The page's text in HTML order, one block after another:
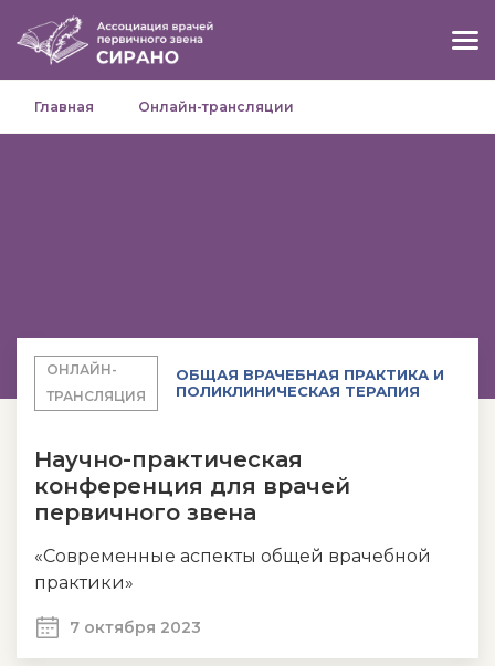
Главная Онлайн-трансляции
ОНЛАЙН-
ТРАНСЛЯЦИЯ
ОБЩАЯ ВРАЧЕБНАЯ ПРАКТИКА И
ПОЛИКЛИНИЧЕСКАЯ ТЕРАПИЯ
Научно-практическая
конференция для врачей
первичного звена
«Современные аспекты общей врачебной
практики»
7 октября 2023